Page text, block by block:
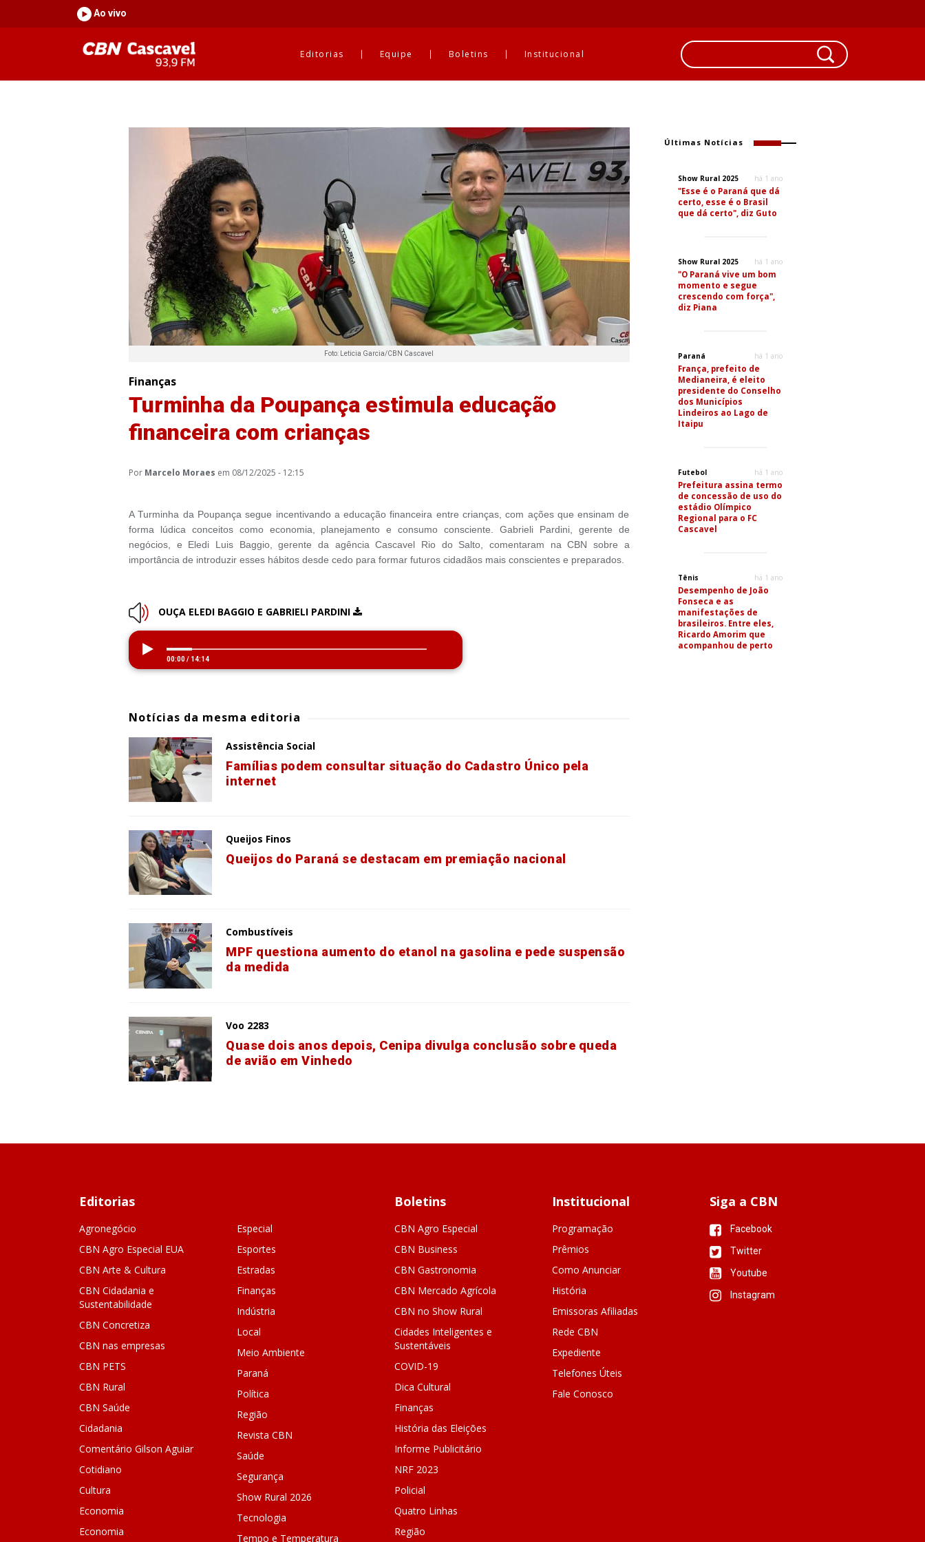
Ao vivo
Editorias Equipe Boletins Institucional
Foto: Leticia Garcia/CBN Cascavel
Finanças
Turminha da Poupança estimula educação
financeira com crianças
Por Marcelo Moraes em 08/12/2025 - 12:15
A Turminha da Poupança segue incentivando a educação financeira entre crianças, com ações que ensinam de
forma lúdica conceitos como economia, planejamento e consumo consciente. Gabrieli Pardini, gerente de
negócios, e Eledi Luis Baggio, gerente da agência Cascavel Rio do Salto, comentaram na CBN sobre a
importância de introduzir esses hábitos desde cedo para formar futuros cidadãos mais conscientes e preparados.
OUÇA ELEDI BAGGIO E GABRIELI PARDINI
00:00/ 14:14
Notícias da mesma editoria
Assistência Social
Famílias podem consultar situação do Cadastro Único pela
internet
Queijos Finos
Queijos do Paraná se destacam em premiação nacional
Combustíveis
MPF questiona aumento do etanol na gasolina e pede suspensão
da medida
Voo 2283
Quase dois anos depois, Cenipa divulga conclusão sobre queda
de avião em Vinhedo
Últimas Notícias
Show Rural 2025 há 1 ano
"Esse é o Paraná que dá
certo, esse é o Brasil
que dá certo", diz Guto
Show Rural 2025 há 1 ano
"O Paraná vive um bom
momento e segue
crescendo com força",
diz Piana
Paraná há 1 ano
França, prefeito de
Medianeira, é eleito
presidente do Conselho
dos Municípios
Lindeiros ao Lago de
Itaipu
Futebol há 1 ano
Prefeitura assina termo
de concessão de uso do
estádio Olímpico
Regional para o FC
Cascavel
Tênis há 1 ano
Desempenho de João
Fonseca e as
manifestações de
brasileiros. Entre eles,
Ricardo Amorim que
acompanhou de perto
Editorias
Agronegócio
CBN Agro Especial EUA
CBN Arte & Cultura
CBN Cidadania e
Sustentabilidade
CBN Concretiza
CBN nas empresas
CBN PETS
CBN Rural
CBN Saúde
Cidadania
Comentário Gilson Aguiar
Cotidiano
Cultura
Economia
Economia
Especial
Esportes
Estradas
Finanças
Indústria
Local
Meio Ambiente
Paraná
Política
Região
Revista CBN
Saúde
Segurança
Show Rural 2026
Tecnologia
Tempo e Temperatura
Boletins
CBN Agro Especial
CBN Business
CBN Gastronomia
CBN Mercado Agrícola
CBN no Show Rural
Cidades Inteligentes e
Sustentáveis
COVID-19
Dica Cultural
Finanças
História das Eleições
Informe Publicitário
NRF 2023
Policial
Quatro Linhas
Região
Institucional
Programação
Prêmios
Como Anunciar
História
Emissoras Afiliadas
Rede CBN
Expediente
Telefones Úteis
Fale Conosco
Siga a CBN
Facebook
Twitter
Youtube
Instagram